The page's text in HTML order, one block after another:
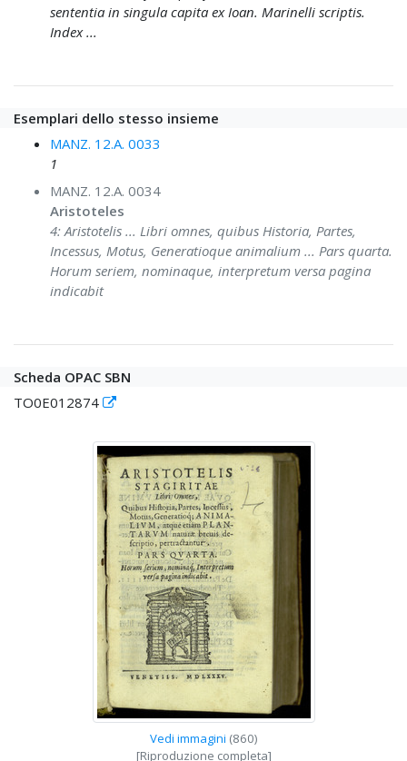
sententia in singula capita ex Ioan. Marinelli scriptis.
Index ...
Esemplari dello stesso insieme
MANZ. 12.A. 0033
1
MANZ. 12.A. 0034
Aristoteles
4: Aristotelis ... Libri omnes, quibus Historia, Partes,
Incessus, Motus, Generatioque animalium ... Pars quarta.
Horum seriem, nominaque, interpretum versa pagina
indicabit
Scheda OPAC SBN
TO0E012874
Vedi immagini (860)
[Riproduzione completa]